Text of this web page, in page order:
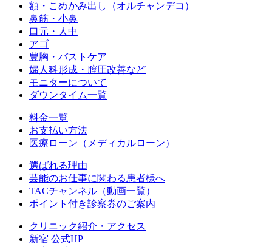
額・こめかみ出し（オルチャンデコ）
鼻筋・小鼻
口元・人中
アゴ
豊胸・バストケア
婦人科形成・膣圧改善など
モニターについて
ダウンタイム一覧
料金一覧
お支払い方法
医療ローン（メディカルローン）
選ばれる理由
芸能のお仕事に関わる患者様へ
TACチャンネル（動画一覧）
ポイント付き診察券のご案内
クリニック紹介・アクセス
新宿 公式HP